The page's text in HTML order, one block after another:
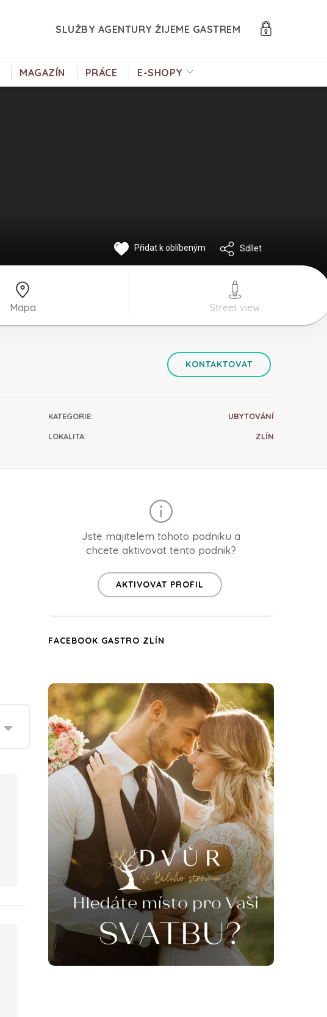
SLUŽBY AGENTURY ŽIJEME GASTREM
MAGAZÍN PRÁCE E-SHOPY
Přidat k oblíbeným Sdílet
Mapa Street view
KONTAKTOVAT
KATEGORIE: UBYTOVÁNÍ
LOKALITA: ZLÍN
Jste majitelem tohoto podniku a
chcete aktivovat tento podnik?
AKTIVOVAT PROFIL
FACEBOOK GASTRO ZLÍN